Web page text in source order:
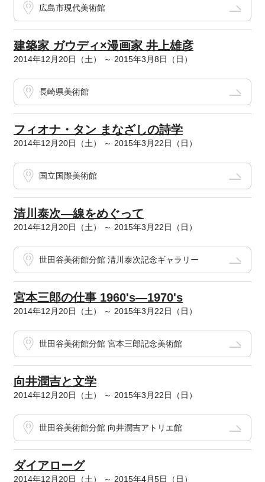
広島市現代美術館
建築家 ガウディ×漫画家 井上雄彦
2014年12月20日（土） ～ 2015年3月8日（日）
長崎県美術館
フィオナ・タン まなざしの詩学
2014年12月20日（土） ～ 2015年3月22日（日）
国立国際美術館
清川泰次―線をめぐって
2014年12月20日（土） ～ 2015年3月22日（日）
世田谷美術館分館 淸川泰次記念ギャラリー
宮本三郎の仕事 1960's―1970's
2014年12月20日（土） ～ 2015年3月22日（日）
世田谷美術館分館 宮本三郎記念美術館
向井潤吉と文学
2014年12月20日（土） ～ 2015年3月22日（日）
世田谷美術館分館 向井潤吉アトリエ館
ダイアローグ
2014年12月20日（土） ～ 2015年4月5日（日）